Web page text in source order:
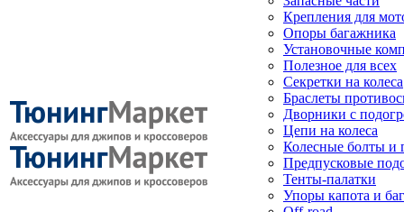
Крепления для
Опоры багажника
Установочные
Полезное для всех
Секретки на колеса
Браслеты
Дворники с
Цепи на колеса
Колесные болты и
Предпусковые
Тенты-палатки
Упоры капота и